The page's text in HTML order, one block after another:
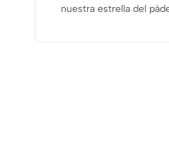
nuestra estrella del